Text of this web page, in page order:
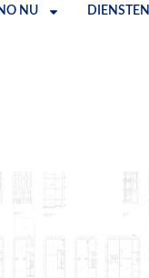
NU DIENSTEN